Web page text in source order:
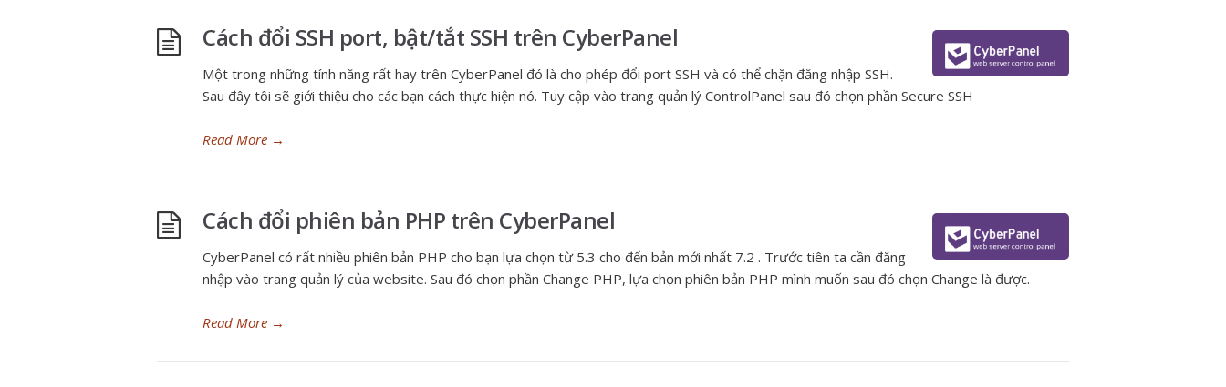
Cách đổi SSH port, bật/tắt SSH trên CyberPanel
Một trong những tính năng rất hay trên CyberPanel đó là cho phép đổi port SSH và có thể chặn đăng nhập SSH.
Sau đây tôi sẽ giới thiệu cho các bạn cách thực hiện nó. Tuy cập vào trang quản lý ControlPanel sau đó chọn phần Secure SSH
Read More →
Cách đổi phiên bản PHP trên CyberPanel
CyberPanel có rất nhiều phiên bản PHP cho bạn lựa chọn từ 5.3 cho đến bản mới nhất 7.2 . Trước tiên ta cần đăng
nhập vào trang quản lý của website. Sau đó chọn phần Change PHP, lựa chọn phiên bản PHP mình muốn sau đó chọn Change là được.
Read More →